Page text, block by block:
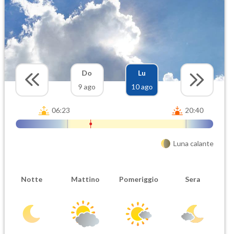
Do
9 ago
Lu
10 ago
06:23 20:40
Luna calante
Notte Mattino Pomeriggio Sera